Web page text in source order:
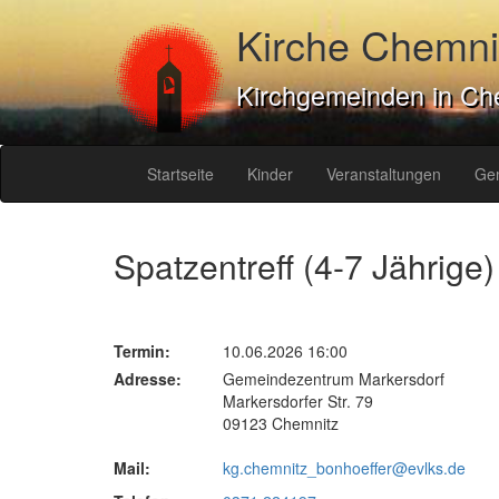
Kirche
Kirchgemeinden in
Startseite Kinder Veranstaltungen
Spatzentreff (4-7 Jährige)
Termin:
10.06.2026 16:00
Adresse:
Gemeindezentrum Markersdorf
Markersdorfer Str. 79
09123 Chemnitz
Mail:
kg.chemnitz_bonhoeffer@evlks.de